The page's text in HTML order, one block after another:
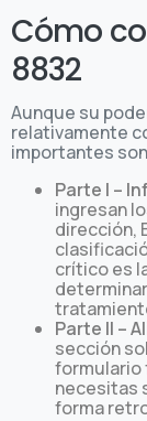
Cómo
8832
Aunque su
relativamente
importantes
Parte I –
ingresan
dirección,
crítico es
Parte II –
sección
formulario
necesitas
forma